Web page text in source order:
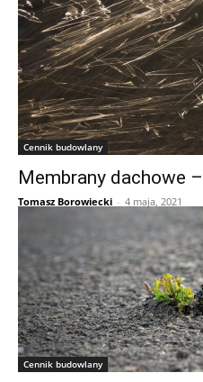
Cennik budowlany
Membrany dachowe
Tomasz Borowiecki - 4 maja, 2021
Cennik budowlany